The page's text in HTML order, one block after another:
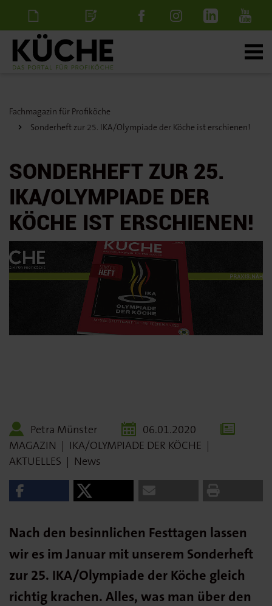
NewsletterStellenanzeige
Fachmagazin für Profiköche
Sonderheft zur 25. IKA/Olympiade der Köche ist erschienen!
SONDERHEFT ZUR 25.
IKA/OLYMPIADE DER
KÖCHE IST ERSCHIENEN!
Petra Münster
06.01.2020
MAGAZIN | IKA/OLYMPIADE DER KÖCHE |
AKTUELLES | News
Nach den besinnlichen Festtagen lassen
wir es im Januar mit unserem Sonderheft
zur 25. IKA/Olympiade der Köche gleich
richtig krachen. Alles, was man über den